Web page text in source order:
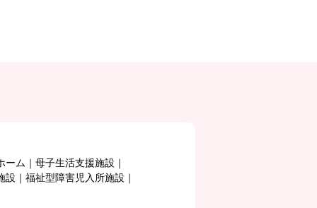
ーム
母子生活支援施設
設
福祉型障害児入所施設